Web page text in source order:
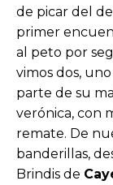
de picar del de
primer
al peto por
vimos dos,
parte de su
verónica, con
remate. De
banderillas,
Brindis de